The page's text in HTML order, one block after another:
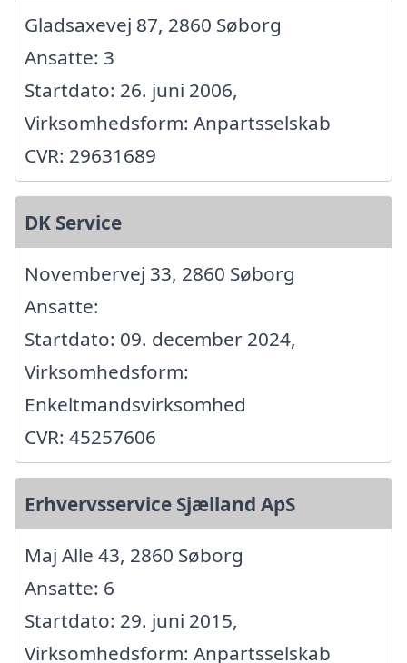
Gladsaxevej 87, 2860 Søborg
Ansatte: 3
Startdato: 26. juni 2006,
Virksomhedsform: Anpartsselskab
CVR: 29631689
DK Service
Novembervej 33, 2860 Søborg
Ansatte:
Startdato: 09. december 2024,
Virksomhedsform:
Enkeltmandsvirksomhed
CVR: 45257606
Erhvervsservice Sjælland ApS
Maj Alle 43, 2860 Søborg
Ansatte: 6
Startdato: 29. juni 2015,
Virksomhedsform: Anpartsselskab